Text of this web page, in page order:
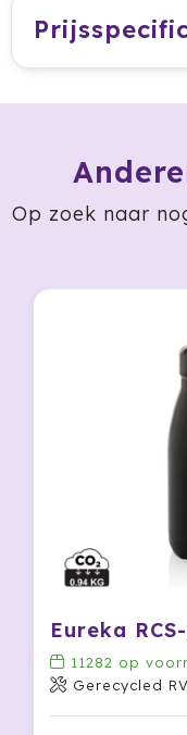
Roly
Røquet
Samsonite
Skross
Sony
Op zoek naar
11282 op
Gerecycled